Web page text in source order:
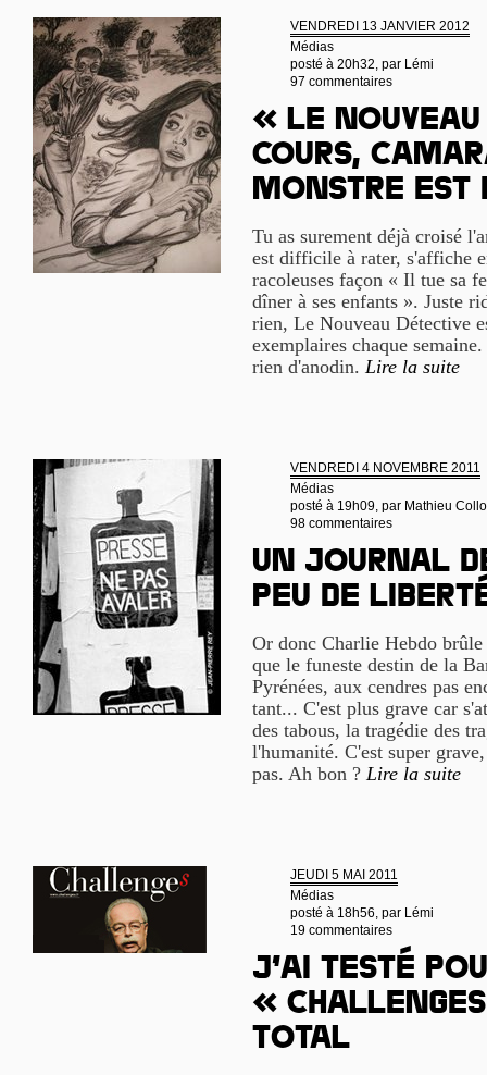
VENDREDI 13 JANVIER 2012
Médias
posté à 20h32, par Lémi
97 commentaires
« Le
cours,
monstre est
Tu as surement déjà croisé
est difficile à rater, s'affiche
racoleuses façon « Il tue sa
dîner à ses enfants ». Juste
rien, Le Nouveau Détective
exemplaires chaque
rien d'anodin. Lire la suite
VENDREDI 4 NOVEMBRE 2011
Médias
posté à 19h09, par Mathieu
98 commentaires
Un journal
peu de
Or donc Charlie Hebdo
que le funeste destin de la
Pyrénées, aux cendres pas
tant... C'est plus grave car
des tabous, la tragédie des
l'humanité. C'est super
pas. Ah bon ? Lire la suite
JEUDI 5 MAI 2011
Médias
posté à 18h56, par Lémi
19 commentaires
J’ai testé
«
Total